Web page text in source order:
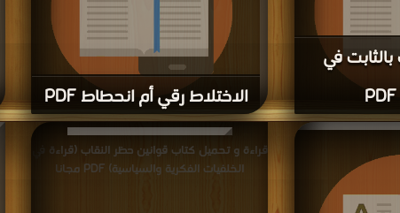
الاختلاط رقي أم انحطاط PDF
قراءة و تحميل كتاب الاختلاط رقي أم انحطاط
PDF مجانا
في
بالثابت في
قراءة و تحميل كتاب قوانين حظر النقاب (قراءة في
الخلفيات الفكرية والسياسية) PDF مجانا